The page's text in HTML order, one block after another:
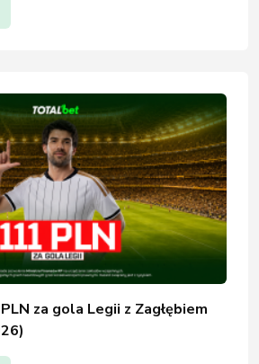
za gola Legii z Zagłębiem